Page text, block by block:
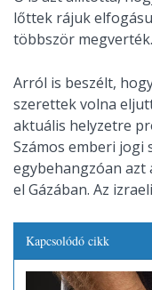
lőttek rájuk
többször megverték.
Arról is beszélt,
szerettek volna
aktuális helyzetre
Számos emberi jogi
egybehangzóan
el Gázában. Az
Kapcsolódó cikk